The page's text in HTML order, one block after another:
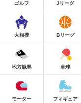
ゴルフ Jリーグ
大相撲 Bリーグ
地方競馬 卓球
モーター フィギュア